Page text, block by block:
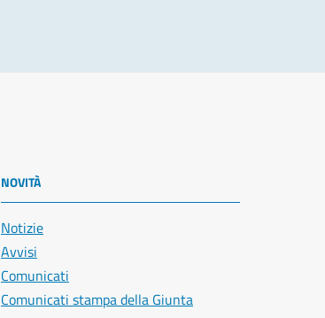
NOVITÀ
Notizie
Avvisi
Comunicati
Comunicati stampa della Giunta